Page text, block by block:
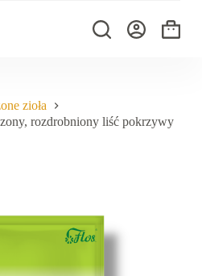
Koszyk
zioła
rozdrobniony liść pokrzywy